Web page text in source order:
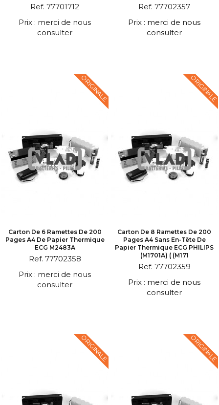
Ref. 77701712
Prix : merci de nous
consulter
Ref. 77702357
Prix : merci de nous
consulter
ORIGINALE
Carton De 6 Ramettes De 200
Pages A4 De Papier Thermique
ECG M2483A
Ref. 77702358
Prix : merci de nous
consulter
ORIGINALE
Carton De 8 Ramettes De 200
Pages A4 Sans En-Tête De
Papier Thermique ECG PHILIPS
(M1701A) ( (M171
Ref. 77702359
Prix : merci de nous
consulter
ORIGINALE ORIGINALE